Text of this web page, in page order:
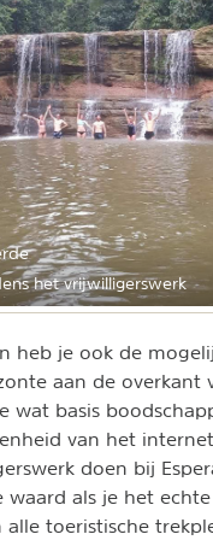
het vrijwilligerswerk
heb je ook de
aan de overkant
wat basis
van het
doen bij
waard als je het
alle toeristische